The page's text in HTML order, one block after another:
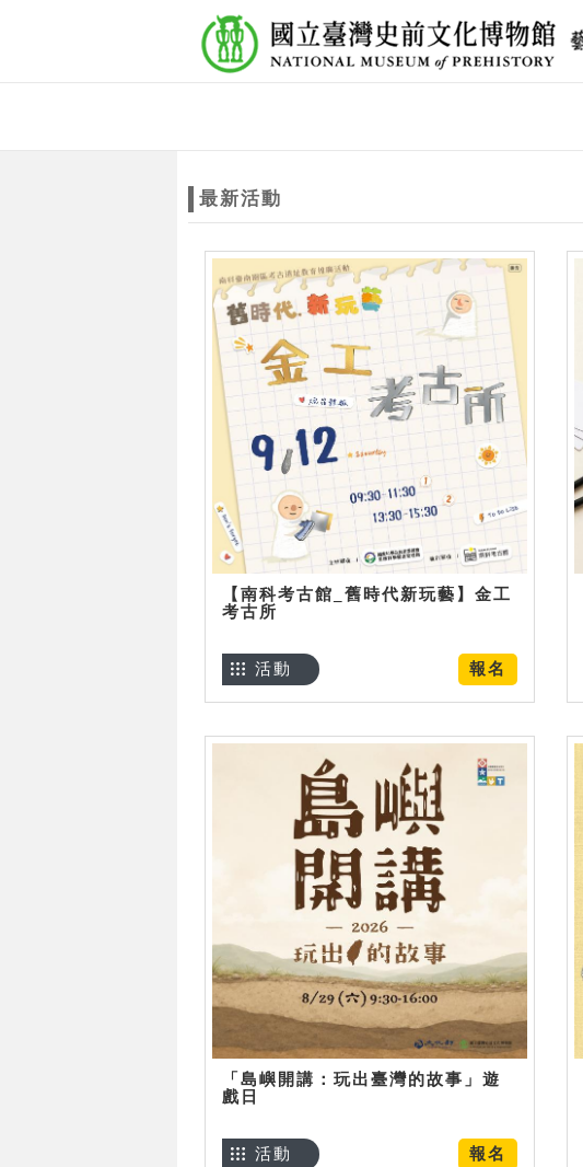
最新活動
【南科考古館_舊時代新玩藝】金工
考古所
報名
活動
「島嶼開講：玩出臺灣的故事」遊
戲日
報名
活動